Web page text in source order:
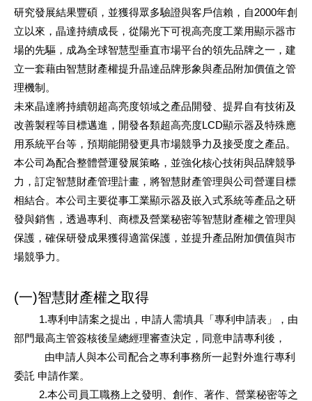
研究發展結果豐碩，並獲得眾多驗證與客戶信賴，自2000年創
立以來，晶達持續成長，從陽光下可視高亮度工業用顯示器市
場的先驅，成為全球智慧型垂直市場平台的領先品牌之一，建
立一套藉由智慧財產權提升晶達品牌形象與產品附加價值之管
理機制。
未來晶達將持續朝超高亮度領域之產品開發、提昇自有技術及
改善製程等目標邁進，開發各類超高亮度LCD顯示器及特殊應
用系統平台等，預期能開發更具市場競爭力及接受度之產品。
本公司為配合整體營運發展策略，並強化核心技術與品牌競爭
力，訂定智慧財產管理計畫，將智慧財產管理與公司營運目標
相結合。本公司主要從事工業顯示器及嵌入式系統等產品之研
發與銷售，透過專利、商標及營業秘密等智慧財產權之管理與
保護，確保研發成果獲得適當保護，並提升產品附加價值與市
場競爭力。
(一)智慧財產權之取得
1.專利申請案之提出，申請人需填具「專利申請表」，由
部門最高主管簽核後呈總經理審查決定，同意申請專利後，
由申請人與本公司配合之專利事務所一起對外進行專利
委託 申請作業。
2.本公司員工職務上之發明、創作、著作、營業秘密等之